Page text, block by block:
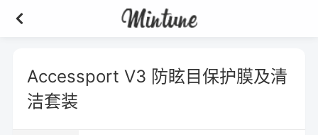
Accessport V3 防眩目保护膜及清
洁套装